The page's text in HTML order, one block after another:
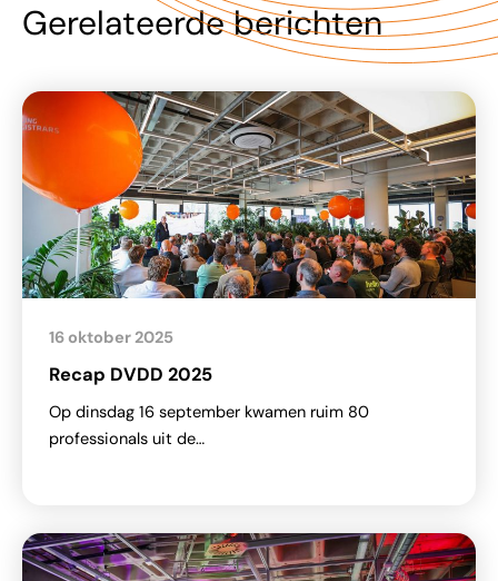
Gerelateerde berichten
Recap DVDD 2025
16 oktober 2025
Op dinsdag 16 september kwamen ruim 80
professionals uit de…